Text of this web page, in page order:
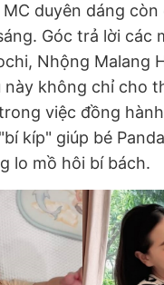
duyên dáng
Góc trả lời các
Nhộng Malang
này không chỉ cho
việc đồng
kíp" giúp bé
lo mồ hôi bí bách.